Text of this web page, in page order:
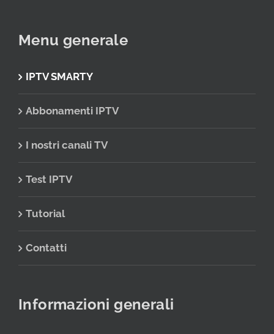
Menu generale
IPTV SMARTY
Abbonamenti IPTV
I nostri canali TV
Test IPTV
Tutorial
Contatti
Informazioni generali